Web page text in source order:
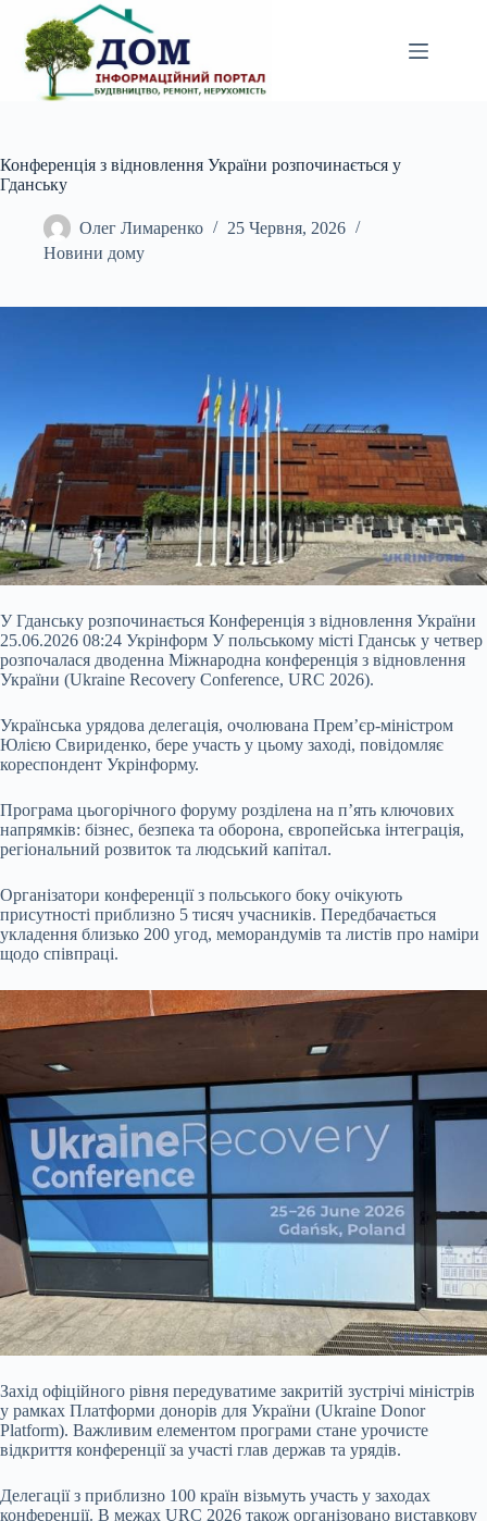
вмісту
Конференція з відновлення України розпочинається у
Гданську
Олег Лимаренко
25 Червня, 2026
Новини дому
У Гданську розпочинається Конференція з відновлення України
25.06.2026 08:24 Укрінформ У польському місті Гданськ у четвер
розпочалася дводенна Міжнародна конференція з відновлення
України (Ukraine Recovery Conference, URC 2026).
Українська урядова делегація, очолювана Прем’єр-міністром
Юлією Свириденко, бере участь у цьому заході, повідомляє
кореспондент Укрінформу.
Програма цьогорічного форуму розділена на п’ять ключових
напрямків: бізнес, безпека та оборона, європейська інтеграція,
регіональний розвиток та людський капітал.
Організатори конференції з польського боку очікують
присутності приблизно 5 тисяч учасників. Передбачається
укладення близько 200 угод, меморандумів та листів про наміри
щодо співпраці.
Захід офіційного рівня передуватиме закритій зустрічі міністрів
у рамках Платформи донорів для України (Ukraine Donor
Platform). Важливим елементом програми стане урочисте
відкриття конференції за участі глав держав та урядів.
Делегації з приблизно 100 країн візьмуть участь у заходах
конференції. В межах URC 2026 також організовано виставкову